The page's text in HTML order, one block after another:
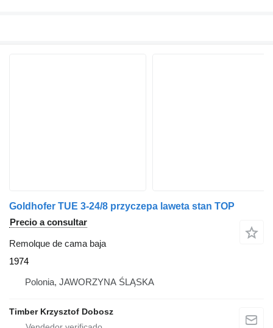
Goldhofer TUE 3-24/8 przyczepa laweta stan TOP
Precio a consultar
Remolque de cama baja
1974
Polonia, JAWORZYNA ŚLĄSKA
Timber Krzysztof Dobosz